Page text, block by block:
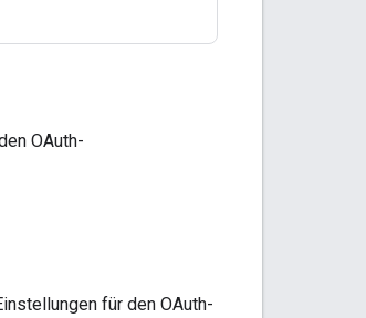
OAuth-
für den OAuth-